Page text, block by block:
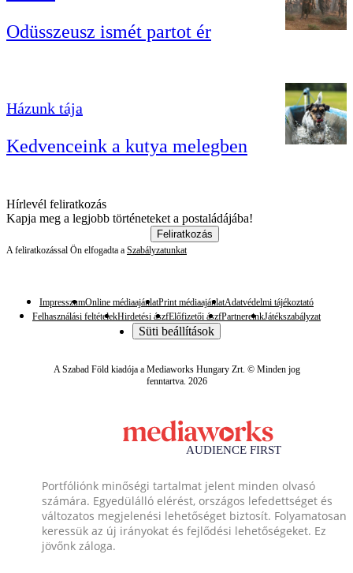
Odüsszeusz ismét partot ér
Házunk tája
Kedvenceink a kutya melegben
Hírlevél feliratkozás
Kapja meg a legjobb történeteket a postaládájába!
Feliratkozás
A feliratkozással Ön elfogadta a Szabályzatunkat
ImpresszumOnline médiaajánlatPrint médiaajánlatAdatvédelmi tájékoztató
Felhasználási feltételekHirdetési ászfElőfizetői ászfPartnereinkJátékszabályzat
Süti beállítások
A Szabad Föld kiadója a Mediaworks Hungary Zrt. © Minden jog
fenntartva. 2026
Portfóliónk minőségi tartalmat jelent minden olvasó
számára. Egyedülálló elérést, országos lefedettséget és
változatos megjelenési lehetőséget biztosít. Folyamatosan
keressük az új irányokat és fejlődési lehetőségeket. Ez
jövőnk záloga.